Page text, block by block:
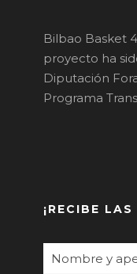
Bilbao Basket
proyecto ha
Diputación
Programa
¡RECIBE